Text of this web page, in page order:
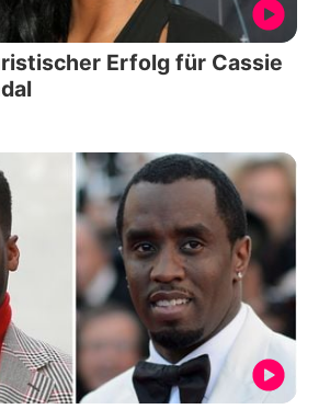
Erfolg für Cassie